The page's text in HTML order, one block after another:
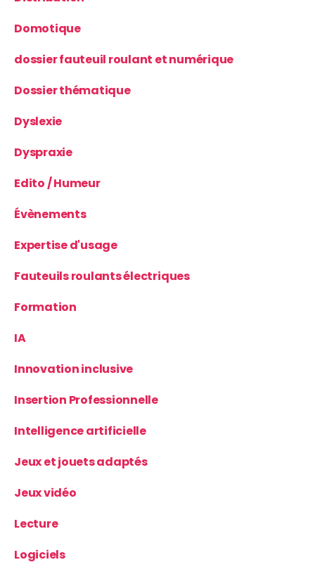
Domotique
dossier fauteuil roulant et numérique
Dossier thématique
Dyslexie
Dyspraxie
Edito / Humeur
Évènements
Expertise d'usage
Fauteuils roulants électriques
Formation
IA
Innovation inclusive
Insertion Professionnelle
Intelligence artificielle
Jeux et jouets adaptés
Jeux vidéo
Lecture
Logiciels